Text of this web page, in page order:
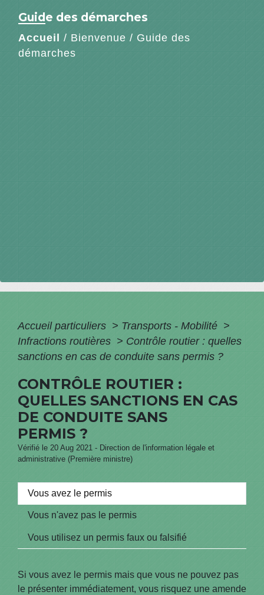
Guide des démarches
Accueil / Bienvenue / Guide des
démarches
Accueil particuliers > Transports - Mobilité >
Infractions routières > Contrôle routier : quelles
sanctions en cas de conduite sans permis ?
CONTRÔLE ROUTIER :
QUELLES SANCTIONS EN CAS
DE CONDUITE SANS
PERMIS ?
Vérifié le 20 Aug 2021 - Direction de l'information légale et
administrative (Première ministre)
Vous avez le permis
Vous n'avez pas le permis
Vous utilisez un permis faux ou falsifié
Si vous avez le permis mais que vous ne pouvez pas
le présenter immédiatement, vous risquez une amende